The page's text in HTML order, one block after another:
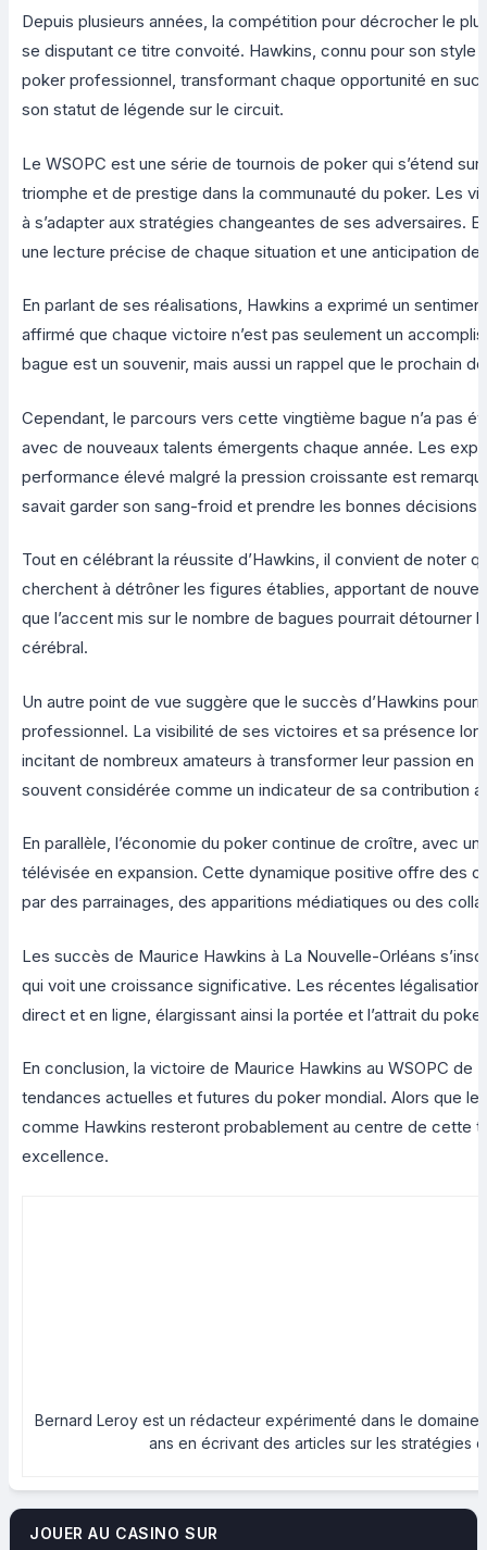
Depuis plusieurs années, la compétition pour décrocher le
se disputant ce titre convoité. Hawkins, connu pour son
poker professionnel, transformant chaque opportunité en
son statut de légende sur le circuit.
Le WSOPC est une série de tournois de poker qui s’étend
triomphe et de prestige dans la communauté du poker. Les
à s’adapter aux stratégies changeantes de ses adversaires.
une lecture précise de chaque situation et une anticipation
En parlant de ses réalisations, Hawkins a exprimé un
affirmé que chaque victoire n’est pas seulement un
bague est un souvenir, mais aussi un rappel que le prochain
Cependant, le parcours vers cette vingtième bague n’a pas
avec de nouveaux talents émergents chaque année. Les
performance élevé malgré la pression croissante est
savait garder son sang-froid et prendre les bonnes
Tout en célébrant la réussite d’Hawkins, il convient de noter
cherchent à détrôner les figures établies, apportant de
que l’accent mis sur le nombre de bagues pourrait
cérébral.
Un autre point de vue suggère que le succès d’Hawkins
professionnel. La visibilité de ses victoires et sa présence
incitant de nombreux amateurs à transformer leur passion en
souvent considérée comme un indicateur de sa contribution
En parallèle, l’économie du poker continue de croître, avec
télévisée en expansion. Cette dynamique positive offre des
par des parrainages, des apparitions médiatiques ou des
Les succès de Maurice Hawkins à La Nouvelle-Orléans
qui voit une croissance significative. Les récentes
direct et en ligne, élargissant ainsi la portée et l’attrait du
En conclusion, la victoire de Maurice Hawkins au WSOPC de
tendances actuelles et futures du poker mondial. Alors que
comme Hawkins resteront probablement au centre de cette
excellence.
Bernard Leroy est un rédacteur expérimenté dans le
ans en écrivant des articles sur les stratégies
JOUER AU CASINO SUR